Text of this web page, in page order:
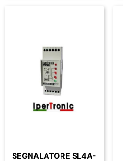
SEGNALATORE SL4A-